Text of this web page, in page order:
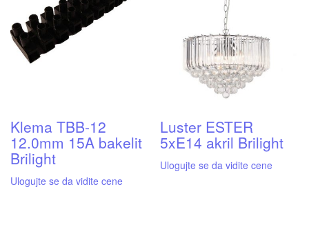
Klema TBB-12
12.0mm 15A bakelit
Brilight
Ulogujte se da vidite cene
Luster ESTER
5xE14 akril Brilight
Ulogujte se da vidite cene